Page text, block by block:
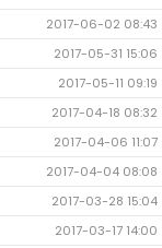
2017-06-02 08:43
2017-05-31 15:06
2017-05-11 09:19
2017-04-18 08:32
2017-04-06 11:07
2017-04-04 08:08
2017-03-28 15:04
2017-03-17 14:00